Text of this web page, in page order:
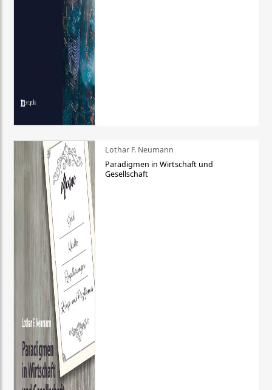
Lothar F. Neumann
Paradigmen in Wirtschaft und
Gesellschaft